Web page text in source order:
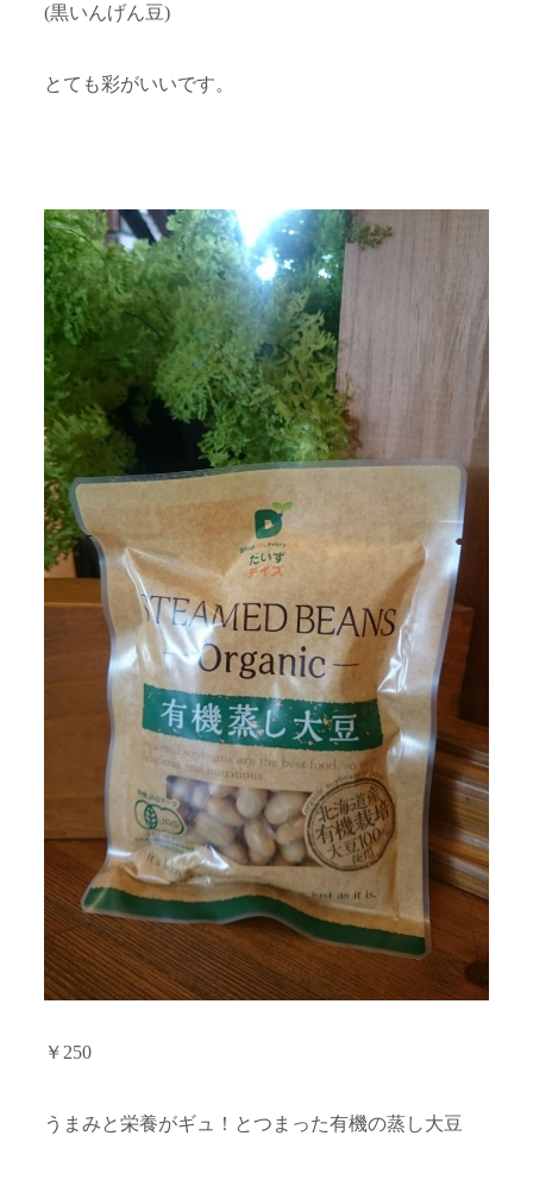
(黒いんげん豆)
とても彩がいいです。
￥250
うまみと栄養がギュ！とつまった有機の蒸し大豆